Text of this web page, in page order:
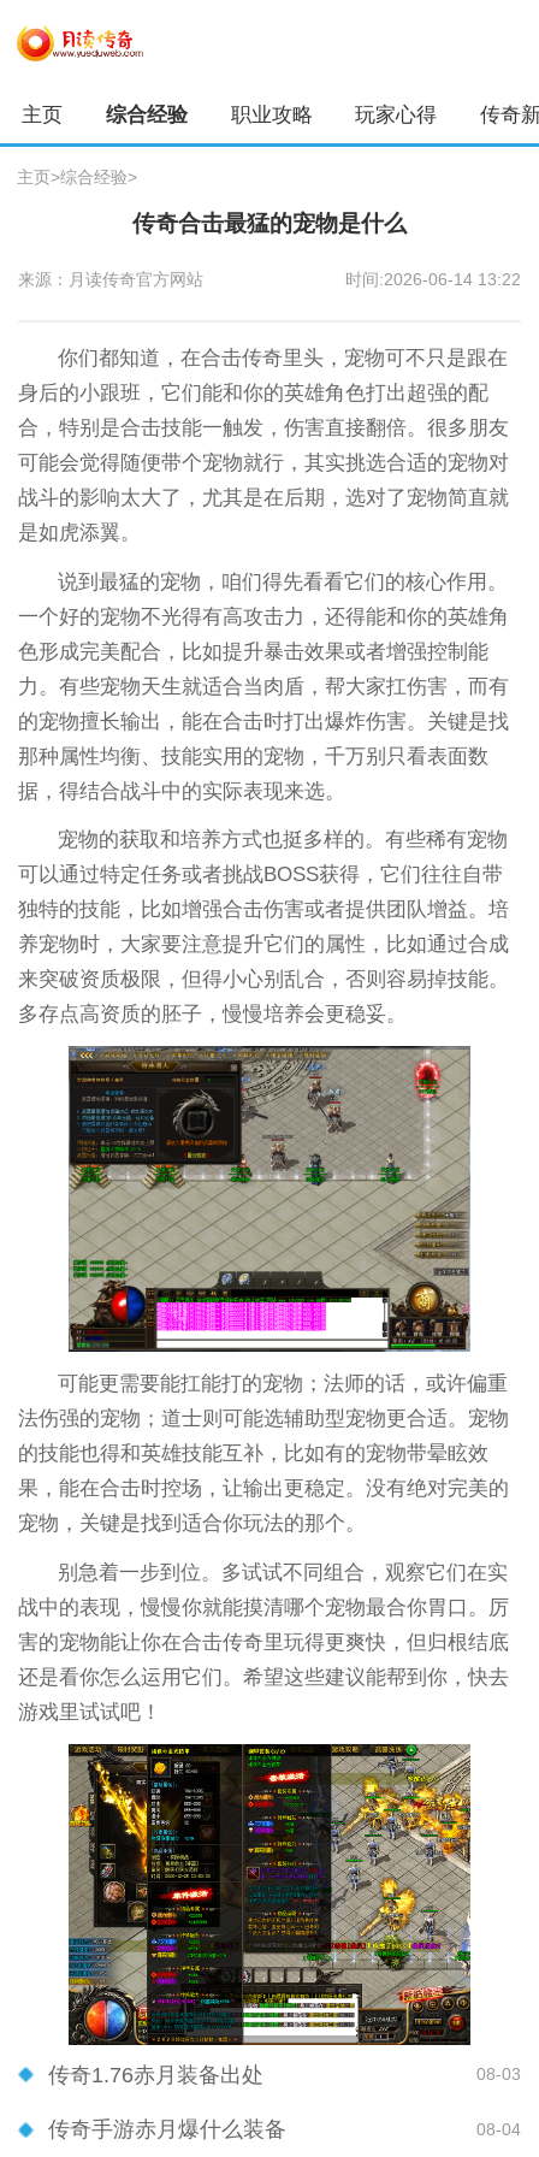
主页 综合经验 职业攻略 玩家心得 传奇
主页>综合经验>
传奇合击最猛的宠物是什么
来源：月读传奇官方网站 时间:2026-06-14 13:22
你们都知道，在合击传奇里头，宠物可不只是跟在
身后的小跟班，它们能和你的英雄角色打出超强的配
合，特别是合击技能一触发，伤害直接翻倍。很多朋友
可能会觉得随便带个宠物就行，其实挑选合适的宠物对
战斗的影响太大了，尤其是在后期，选对了宠物简直就
是如虎添翼。
说到最猛的宠物，咱们得先看看它们的核心作用。
一个好的宠物不光得有高攻击力，还得能和你的英雄角
色形成完美配合，比如提升暴击效果或者增强控制能
力。有些宠物天生就适合当肉盾，帮大家扛伤害，而有
的宠物擅长输出，能在合击时打出爆炸伤害。关键是找
那种属性均衡、技能实用的宠物，千万别只看表面数
据，得结合战斗中的实际表现来选。
宠物的获取和培养方式也挺多样的。有些稀有宠物
可以通过特定任务或者挑战BOSS获得，它们往往自带
独特的技能，比如增强合击伤害或者提供团队增益。培
养宠物时，大家要注意提升它们的属性，比如通过合成
来突破资质极限，但得小心别乱合，否则容易掉技能。
多存点高资质的胚子，慢慢培养会更稳妥。
可能更需要能扛能打的宠物；法师的话，或许偏重
法伤强的宠物；道士则可能选辅助型宠物更合适。宠物
的技能也得和英雄技能互补，比如有的宠物带晕眩效
果，能在合击时控场，让输出更稳定。没有绝对完美的
宠物，关键是找到适合你玩法的那个。
别急着一步到位。多试试不同组合，观察它们在实
战中的表现，慢慢你就能摸清哪个宠物最合你胃口。厉
害的宠物能让你在合击传奇里玩得更爽快，但归根结底
还是看你怎么运用它们。希望这些建议能帮到你，快去
游戏里试试吧！
传奇1.76赤月装备出处 08-03
传奇手游赤月爆什么装备 08-04